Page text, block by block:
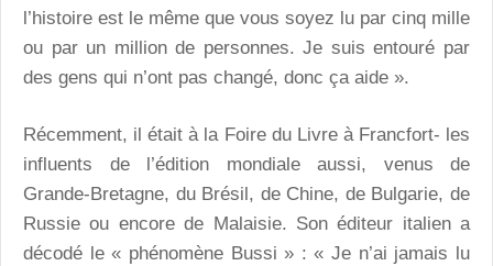
l’histoire est le même que vous soyez lu par cinq mille
ou par un million de personnes. Je suis entouré par
des gens qui n’ont pas changé, donc ça aide ».
Récemment, il était à la Foire du Livre à Francfort- les
influents de l’édition mondiale aussi, venus de
Grande-Bretagne, du Brésil, de Chine, de Bulgarie, de
Russie ou encore de Malaisie. Son éditeur italien a
décodé le « phénomène Bussi » : « Je n’ai jamais lu